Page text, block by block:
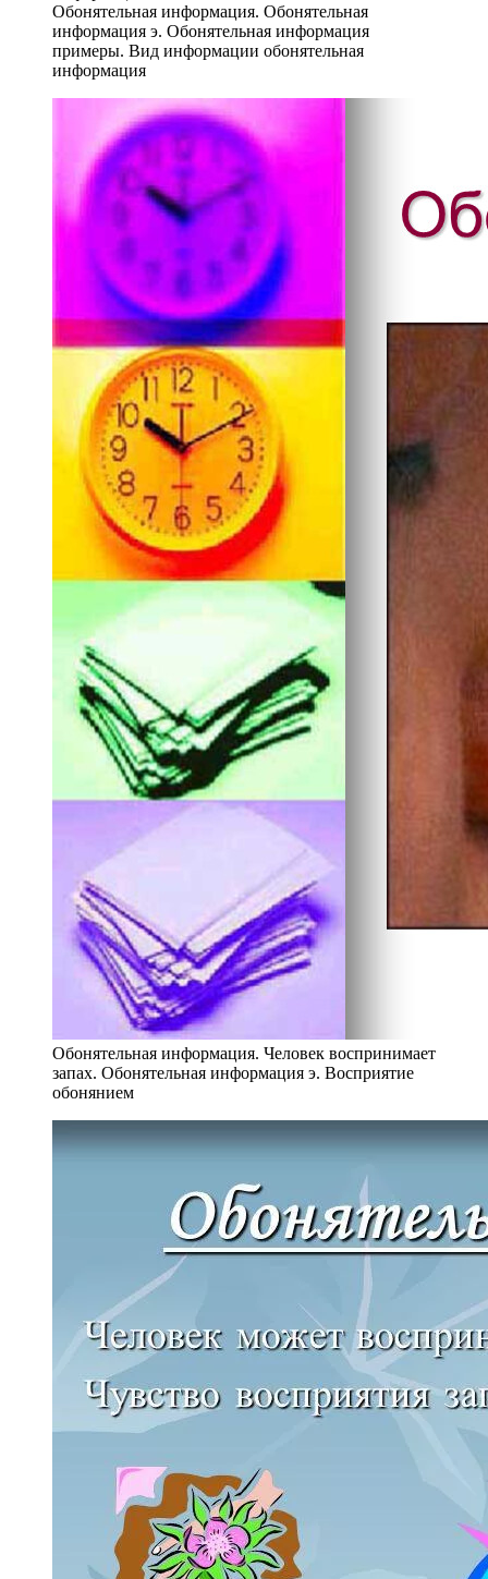
Обонятельная информация. Обонятельная
информация э. Обонятельная информация
примеры. Вид информации обонятельная
информация
Обонятельная информация. Человек воспринимает
запах. Обонятельная информация э. Восприятие
обонянием